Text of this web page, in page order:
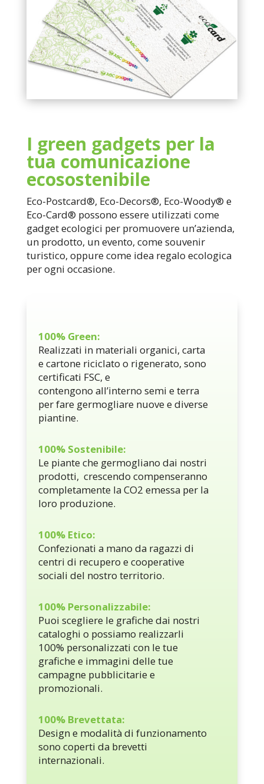
I green gadgets per la
tua comunicazione
ecosostenibile
Eco-Postcard®, Eco-Decors®, Eco-Woody® e
Eco-Card® possono essere utilizzati come
gadget ecologici per promuovere un’azienda,
un prodotto, un evento, come souvenir
turistico, oppure come idea regalo ecologica
per ogni occasione.
100% Green:
Realizzati in materiali organici, carta
e cartone riciclato o rigenerato, sono
certificati FSC, e
contengono all’interno semi e terra
per fare germogliare nuove e diverse
piantine.
100% Sostenibile:
Le piante che germogliano dai nostri
prodotti, crescendo compenseranno
completamente la CO2 emessa per la
loro produzione.
100% Etico:
Confezionati a mano da ragazzi di
centri di recupero e cooperative
sociali del nostro territorio.
100% Personalizzabile:
Puoi scegliere le grafiche dai nostri
cataloghi o possiamo realizzarli
100% personalizzati con le tue
grafiche e immagini delle tue
campagne pubblicitarie e
promozionali.
100% Brevettata:
Design e modalità di funzionamento
sono coperti da brevetti
internazionali.